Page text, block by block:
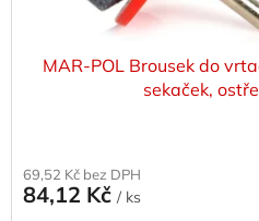
MAR-POL Brousek do
sekaček,
69,52 Kč bez DPH
84,12 Kč / ks